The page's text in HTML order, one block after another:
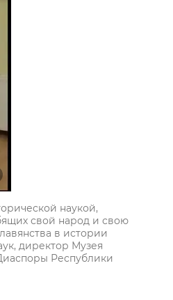
наукой,
свой народ и свою
в истории
директор Музея
Республики